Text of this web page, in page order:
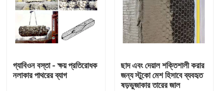
পণ্য
আমাদের সম্বন্ধে
কারখানা পরিদর্শন
গ্যাবিওন বস্তা - ক্ষয় প্রতিরোধক
নলাকার পাথরের ব্যাগ
ছাদ এবং দেয়াল শক্তিশালী করার
জন্য স্টুকো মেশ হিসাবে ব্যবহৃত
ষড়ভুজাকার তারের জাল